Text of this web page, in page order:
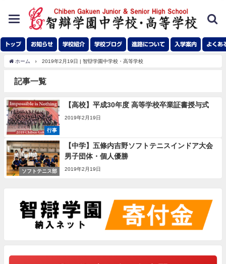
toggle
navigation
トップ お知らせ 学校紹介 学校ブログ 進路について 入学案内 よくあ
ホーム 2019年2月19日 | 智辯学園中学校・高等学校
記事一覧
行事
【高校】平成30年度 高等学校卒業証書授与式
2019年2月19日
ソフトテニス部
【中学】五條内吉野ソフトテニスインドア大会
男子団体・個人優勝
2019年2月19日